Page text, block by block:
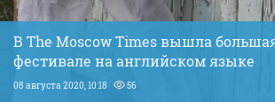
В The Moscow Times вышла
фестивале на английском языке
08 августа 2020, 10:18 56